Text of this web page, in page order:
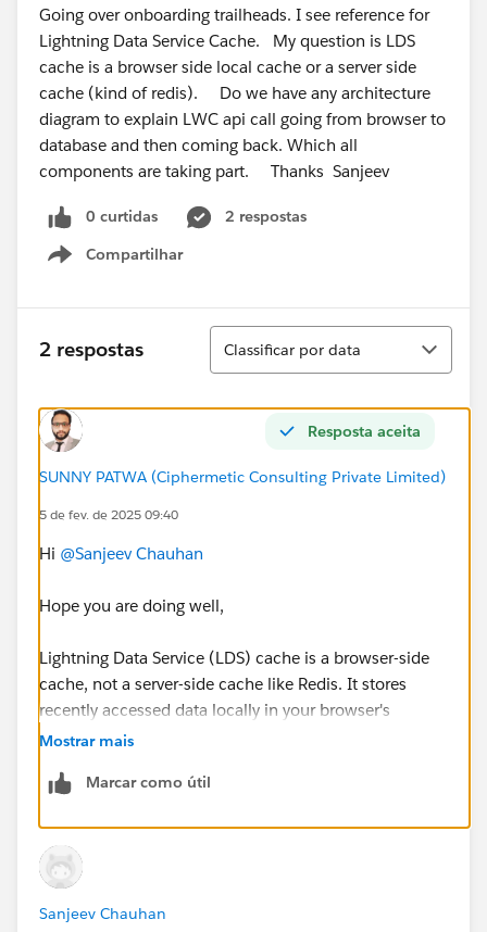
Going over onboarding trailheads. I see reference for
Lightning Data Service Cache. My question is LDS
cache is a browser side local cache or a server side
cache (kind of redis). Do we have any architecture
diagram to explain LWC api call going from browser to
database and then coming back. Which all
components are taking part. Thanks Sanjeev
0 curtidas
2 respostas
Compartilhar
Show menu
2 respostas
Classificar
Classificar por data
Resposta aceita
SUNNY PATWA (Ciphermetic Consulting Private Limited)
5 de fev. de 2025 09:40
Hi @Sanjeev Chauhan
Hope you are doing well,
Lightning Data Service (LDS) cache is a browser-side
cache, not a server-side cache like Redis. It stores
recently accessed data locally in your browser's
memory. When your LWC component needs data, LDS
immediately. If not found, it makes a server call to
I hope you find this answer helpful.
Mostrar mais
Marcar como útil
Sanjeev Chauhan